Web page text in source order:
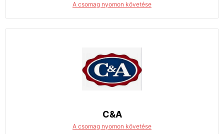
A csomag nyomon követése
C&A
A csomag nyomon követése